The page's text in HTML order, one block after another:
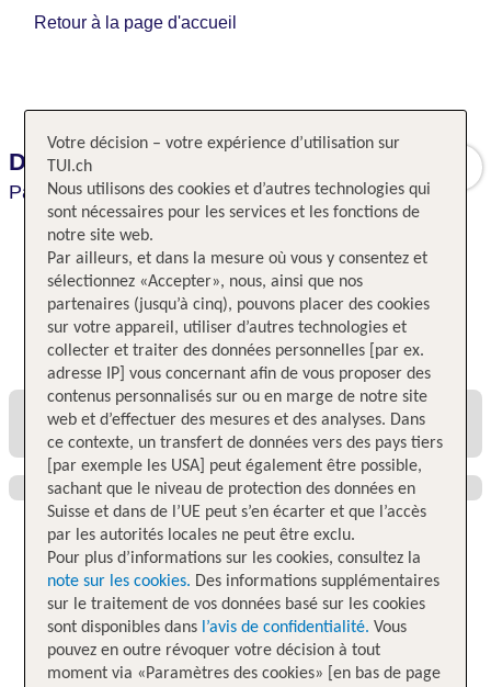
Retour à la page d'accueil
Du Theatre
Paris,Paris,France
Toutes les offres et tous les prix
Votre décision – votre expérience d’utilisation sur
TUI.ch
Nous utilisons des cookies et d’autres technologies qui
sont nécessaires pour les services et les fonctions de
notre site web.
Par ailleurs, et dans la mesure où vous y consentez et
sélectionnez «Accepter», nous, ainsi que nos
partenaires (jusqu’à cinq), pouvons placer des cookies
sur votre appareil, utiliser d’autres technologies et
collecter et traiter des données personnelles [par ex.
adresse IP] vous concernant afin de vous proposer des
contenus personnalisés sur ou en marge de notre site
web et d’effectuer des mesures et des analyses. Dans
ce contexte, un transfert de données vers des pays tiers
[par exemple les USA] peut également être possible,
sachant que le niveau de protection des données en
Suisse et dans de l’UE peut s’en écarter et que l’accès
par les autorités locales ne peut être exclu.
Pour plus d’informations sur les cookies, consultez la
note sur les cookies. Des informations supplémentaires
sur le traitement de vos données basé sur les cookies
sont disponibles dans l’avis de confidentialité. Vous
pouvez en outre révoquer votre décision à tout
moment via «Paramètres des cookies» [en bas de page